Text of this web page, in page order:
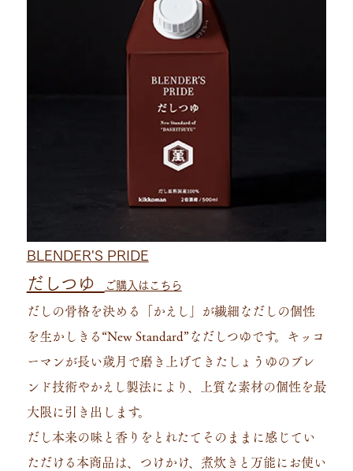
BLENDER'S PRIDE
だしつゆ ご購入はこちら
だしの⾻格を決める「かえし」が繊細なだしの個性
を⽣かしきる“New Standard”なだしつゆです。キッコ
ーマンが⻑い歳⽉で磨き上げてきたしょうゆのブレ
ンド技術やかえし製法により、上質な素材の個性を最
大限に引き出します。
だし本来の味と⾹りをとれたてそのままに感じてい
ただける本商品は、つけかけ、煮炊きと万能にお使い